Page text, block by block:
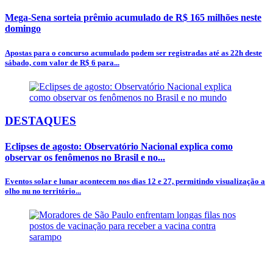
Mega-Sena sorteia prêmio acumulado de R$ 165 milhões neste
domingo
Apostas para o concurso acumulado podem ser registradas até as 22h deste
sábado, com valor de R$ 6 para...
DESTAQUES
Eclipses de agosto: Observatório Nacional explica como
observar os fenômenos no Brasil e no...
Eventos solar e lunar acontecem nos dias 12 e 27, permitindo visualização a
olho nu no território...